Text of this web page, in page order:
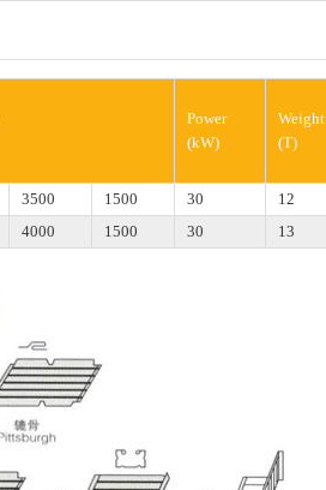
Power
(kW)
Weight
(T)
3500 1500 30
12
4000 1500 30 13